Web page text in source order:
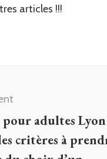
articles !!!
adultes
critères à